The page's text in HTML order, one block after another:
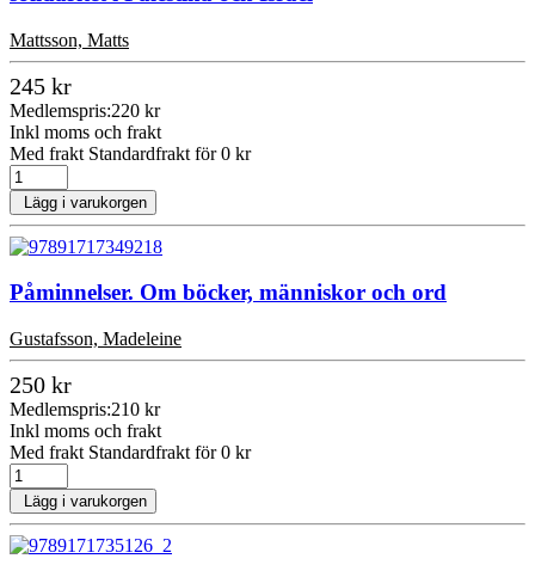
Mattsson, Matts
245 kr
Medlemspris:220 kr
Inkl moms och frakt
Med frakt Standardfrakt för 0 kr
Lägg i varukorgen
Påminnelser. Om böcker, människor och ord
Gustafsson, Madeleine
250 kr
Medlemspris:210 kr
Inkl moms och frakt
Med frakt Standardfrakt för 0 kr
Lägg i varukorgen